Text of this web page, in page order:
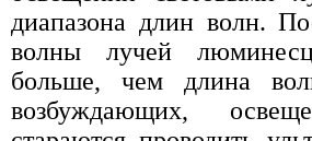
диапазона длин волн.
волны лучей
больше, чем длина
возбуждающих,